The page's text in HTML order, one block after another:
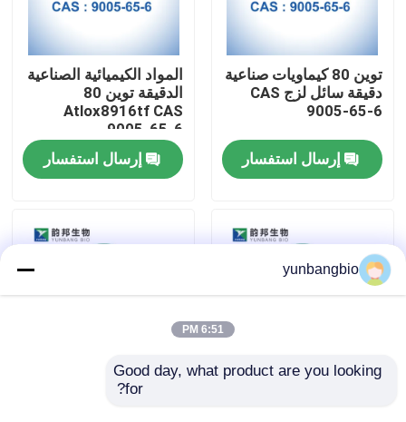
معلومات عنا
جولة في المعمل
اتصل بنا
أخبار
حالات
توين 80 كيماويات صناعية
دقيقة سائل لزج CAS
9005-65-6
إرسال استفسار
المواد الكيميائية الصناعية
الدقيقة توين 80
Atlox8916tf CAS
9005-65-6
إرسال استفسار
CAS 16682-12-5 D-
yunbangbio
6:51 PM
Good day, what product are you looking
for?